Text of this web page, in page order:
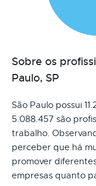
Sobre os
Paulo, SP
São Paulo possui
5.088.457 são
trabalho.
perceber que há
promover
empresas quanto